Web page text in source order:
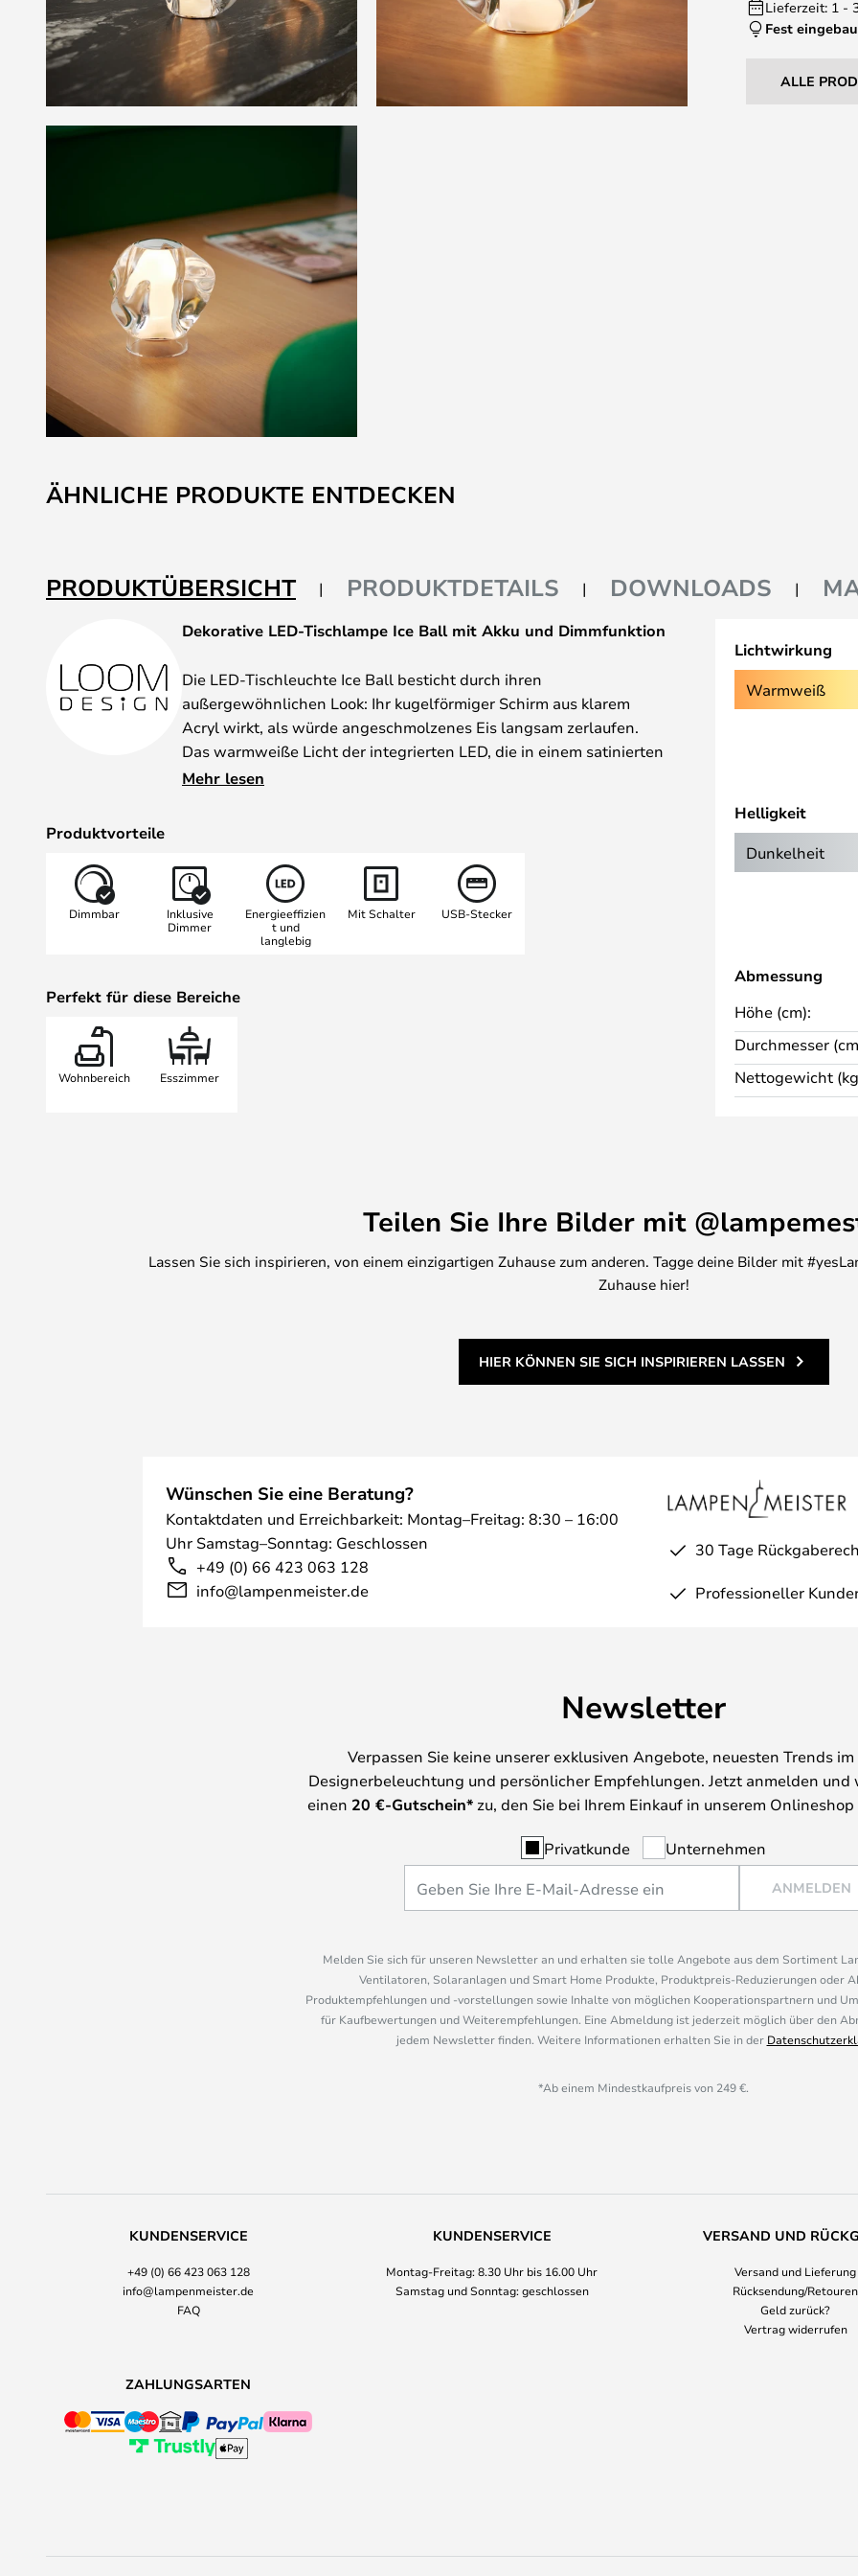
Anfang
der
Lieferzeit: 1 -
Fest
ALLE
ÄHNLICHE PRODUKTE ENTDECKEN
PRODUKTÜBERSICHT PRODUKTDETAILS DOWNLOADS
Dekorative LED-Tischlampe Ice Ball mit Akku und Dimmfunktion
Die LED-Tischleuchte Ice Ball besticht durch ihren
außergewöhnlichen Look: Ihr kugelförmiger Schirm aus klarem
Acryl wirkt, als würde angeschmolzenes Eis langsam zerlaufen.
Das warmweiße Licht der integrierten LED, die in einem satinierten
Innendiffusor sitzt, bricht sich unregelmäßig im Acryl und erzeugt
platzieren – ganz ohne Steckdose.
- Technische Merkmale:
- Bedienung über Taster mit dreistufiger Dimmfunktion
Leuchtdauer:
– 11 Stunden bei 60 %
– 32 Stunden bei 20 %
Ladedauer: ca. 7 Stunden
Mehr lesen
Produktvorteile
Dimmbar
Inklusive
Dimmer
Energieeffizien
t und
langlebig
Mit Schalter USB-Stecker
Perfekt für diese Bereiche
Wohnbereich Esszimmer
Lichtwirkung
Warmweiß
Helligkeit
Dunkelheit
Abmessung
Höhe (cm):
Durchmesser
Nettogewicht
Teilen Sie Ihre Bilder mit
Lassen Sie sich inspirieren, von einem einzigartigen Zuhause zum anderen. Tagge deine Bilder mit
Zuhause hier!
HIER KÖNNEN SIE SICH INSPIRIEREN LASSEN
Wünschen Sie eine Beratung?
Kontaktdaten und Erreichbarkeit: Montag–Freitag: 8:30 – 16:00
Uhr Samstag–Sonntag: Geschlossen
+49 (0) 66 423 063 128
info@lampenmeister.de
30 Tage
Professioneller
Newsletter
Verpassen Sie keine unserer exklusiven Angebote, neuesten Trends
Designerbeleuchtung und persönlicher Empfehlungen. Jetzt anmelden und
einen 20 €-Gutschein*zu, den Sie bei Ihrem Einkauf in unserem
Privatkunde Unternehmen
ANMELDEN
Melden Sie sich für unseren Newsletter an und erhalten sie tolle Angebote aus dem Sortiment
Ventilatoren, Solaranlagen und Smart Home Produkte, Produktpreis-Reduzierungen oder
Produktempfehlungen und -vorstellungen sowie Inhalte von möglichen Kooperationspartnern und
für Kaufbewertungen und Weiterempfehlungen. Eine Abmeldung ist jederzeit möglich über den
jedem Newsletter finden. Weitere Informationen erhalten Sie in der
*Ab einem Mindestkaufpreis von 249 €.
KUNDENSERVICE
+49 (0) 66 423 063 128
info@lampenmeister.de
FAQ
KUNDENSERVICE
Montag-Freitag: 8.30 Uhr bis 16.00 Uhr
Samstag und Sonntag: geschlossen
VERSAND UND
Versand und Lieferung
Rücksendung/Retouren
Geld zurück?
Vertrag widerrufen
ZAHLUNGSARTEN